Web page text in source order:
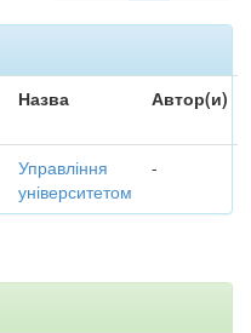
Назва Автор(и)
Управління
університетом
-